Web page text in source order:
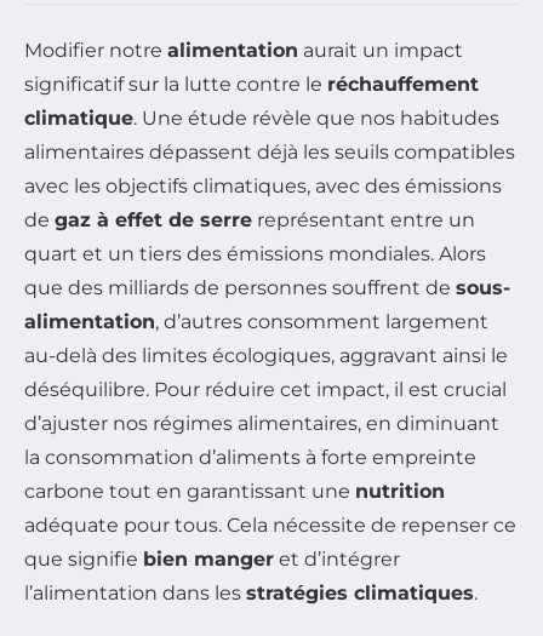
Modifier notre alimentation aurait un impact
significatif sur la lutte contre le réchauffement
climatique. Une étude révèle que nos habitudes
alimentaires dépassent déjà les seuils compatibles
avec les objectifs climatiques, avec des émissions
de gaz à effet de serre représentant entre un
quart et un tiers des émissions mondiales. Alors
que des milliards de personnes souffrent de sous-
alimentation, d’autres consomment largement
au-delà des limites écologiques, aggravant ainsi le
déséquilibre. Pour réduire cet impact, il est crucial
d’ajuster nos régimes alimentaires, en diminuant
la consommation d’aliments à forte empreinte
carbone tout en garantissant une nutrition
adéquate pour tous. Cela nécessite de repenser ce
que signifie bien manger et d’intégrer
l’alimentation dans les stratégies climatiques.